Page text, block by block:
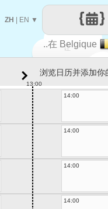
让
..在 Belgique
ZH EN ▼
浏览日历并添加你
13:00
14:00
14:00
14:00
14:00